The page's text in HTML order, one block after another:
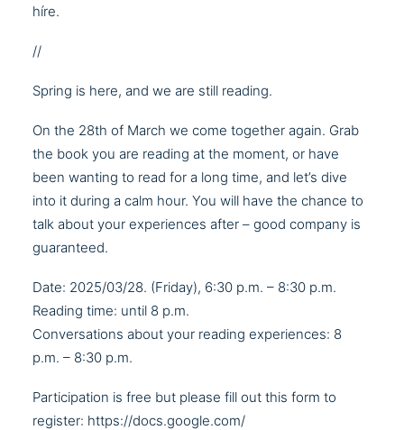
híre.
//
Spring is here, and we are still reading.
On the 28th of March we come together again. Grab
the book you are reading at the moment, or have
been wanting to read for a long time, and let’s dive
into it during a calm hour. You will have the chance to
talk about your experiences after – good company is
guaranteed.
Date: 2025/03/28. (Friday), 6:30 p.m. – 8:30 p.m.
Reading time: until 8 p.m.
Conversations about your reading experiences: 8
p.m. – 8:30 p.m.
Participation is free but please fill out this form to
register: https://docs.google.com/